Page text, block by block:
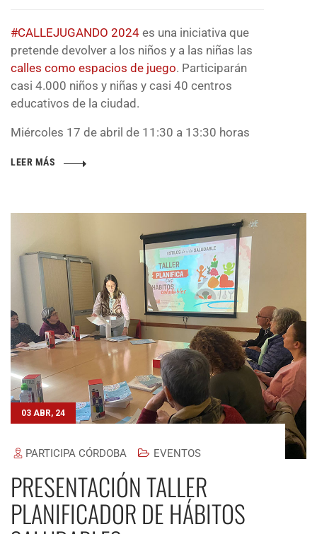
#CALLEJUGANDO 2024 es una iniciativa que
pretende devolver a los niños y a las niñas las
calles como espacios de juego. Participarán
casi 4.000 niños y niñas y casi 40 centros
educativos de la ciudad.
Miércoles 17 de abril de 11:30 a 13:30 horas
LEER MÁS
03 ABR, 24
PARTICIPA CÓRDOBA EVENTOS
PRESENTACIÓN TALLER
PLANIFICADOR DE HÁBITOS